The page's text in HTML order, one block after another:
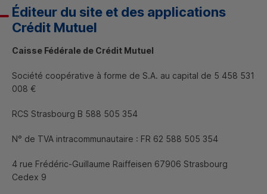
Éditeur du site et des applications
Crédit Mutuel
Caisse Fédérale de Crédit Mutuel
Société coopérative à forme de S.A. au capital de 5 458 531
008 €
RCS Strasbourg B 588 505 354
N° de TVA intracommunautaire : FR 62 588 505 354
4 rue Frédéric-Guillaume Raiffeisen 67906 Strasbourg
Cedex 9